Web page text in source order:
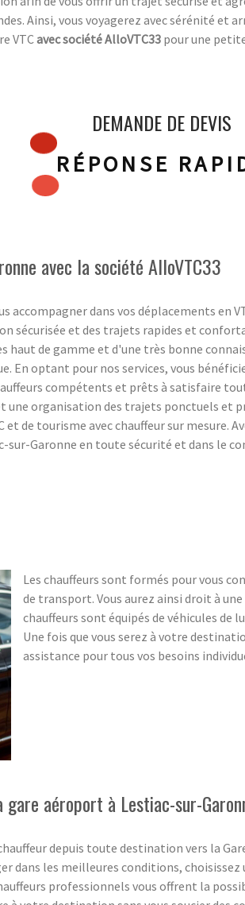
Ainsi, vous voyagerez avec sérénité et
VTCavec société AlloVTC33 pour une
DEMANDE DE DEVIS
RÉPONSE
avec la société AlloVTC33
dans vos déplacements en
sécurisée et des trajets rapides et
haut de gamme et d'une très bonne
En optant pour nos services, vous
compétents et prêts à satisfaire
une organisation des trajets ponctuels et
de tourisme avec chauffeur sur mesure.
sur-Garonne en toute sécurité et dans le
Les chauffeurs sont formés pour vous
de transport. Vous aurez ainsi droit à
chauffeurs sont équipés de véhicules de
Une fois que vous serez à votre
assistance pour tous vos besoins
aéroport à Lestiac-sur-
depuis toute destination vers la
dans les meilleures conditions, choisissez
professionnels vous offrent la